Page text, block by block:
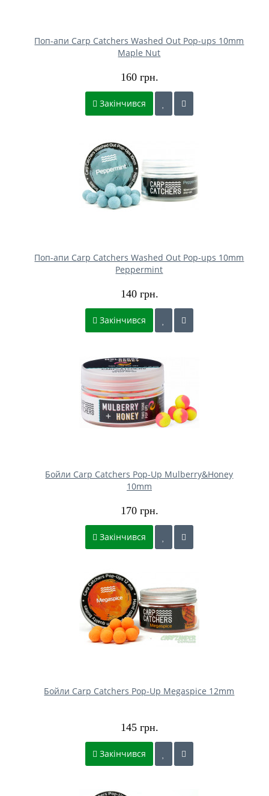
Поп-апи Carp Catchers Washed Out Pop-ups 10mm
Maple Nut
160 грн.
Закінчився
Поп-апи Carp Catchers Washed Out Pop-ups 10mm
Peppermint
140 грн.
Закінчився
Бойли Carp Catchers Pop-Up Mulberry&Honey
10mm
170 грн.
Закінчився
Бойли Carp Catchers Pop-Up Megaspice 12mm
145 грн.
Закінчився